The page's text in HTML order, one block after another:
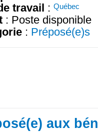
travail : Québec
: Poste disponible
: Préposé(e)s
aux